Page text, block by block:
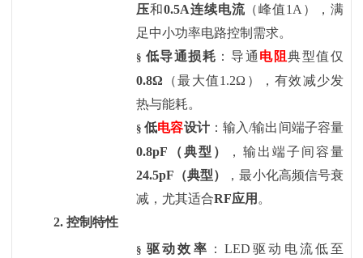
压和0.5A连续电流 （峰值1A），满
足中小功率电路控制需求。
§ 低导通损耗 ：导通 电阻典型值仅
0.8Ω （最大值1.2Ω），有效减少发
热与能耗。
§低电容设计：输入/输出间端子容量
0.8pF（典型）
，输出端子间容量
24.5pF（典型）
，最小化高频信号衰
减，尤其适合RF应用 。
2. 控制特性
§驱动效率 ：LED驱动电流低至